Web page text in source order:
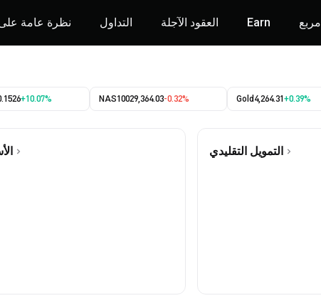
نظرة عامة التداول العقود الآجلة Earn مربع
+10.07% NAS10029,364.03-0.32% Gold 4,264.31 +0.39%
التمويل التقليدي